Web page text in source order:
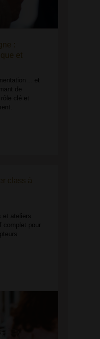
:
et
et
de
clé et
class à
et ateliers
complet pour